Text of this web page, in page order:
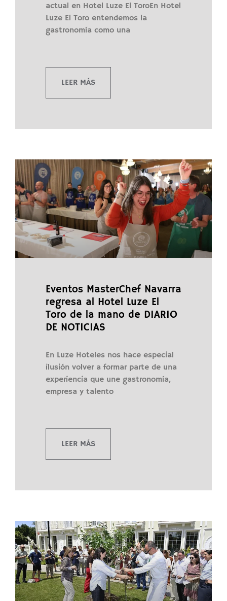
actual en Hotel Luze El ToroEn Hotel
Luze El Toro entendemos la
gastronomía como una
LEER MÁS
Eventos MasterChef Navarra
regresa al Hotel Luze El
Toro de la mano de DIARIO
DE NOTICIAS
En Luze Hoteles nos hace especial
ilusión volver a formar parte de una
experiencia que une gastronomía,
empresa y talento
LEER MÁS